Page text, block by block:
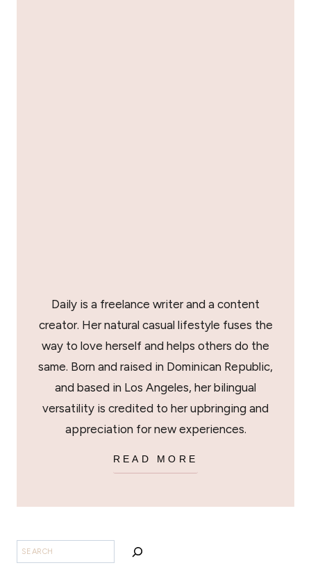
Daily is a freelance writer and a content
creator. Her natural casual lifestyle fuses the
way to love herself and helps others do the
same. Born and raised in Dominican Republic,
and based in Los Angeles, her bilingual
versatility is credited to her upbringing and
appreciation for new experiences.
READ MORE